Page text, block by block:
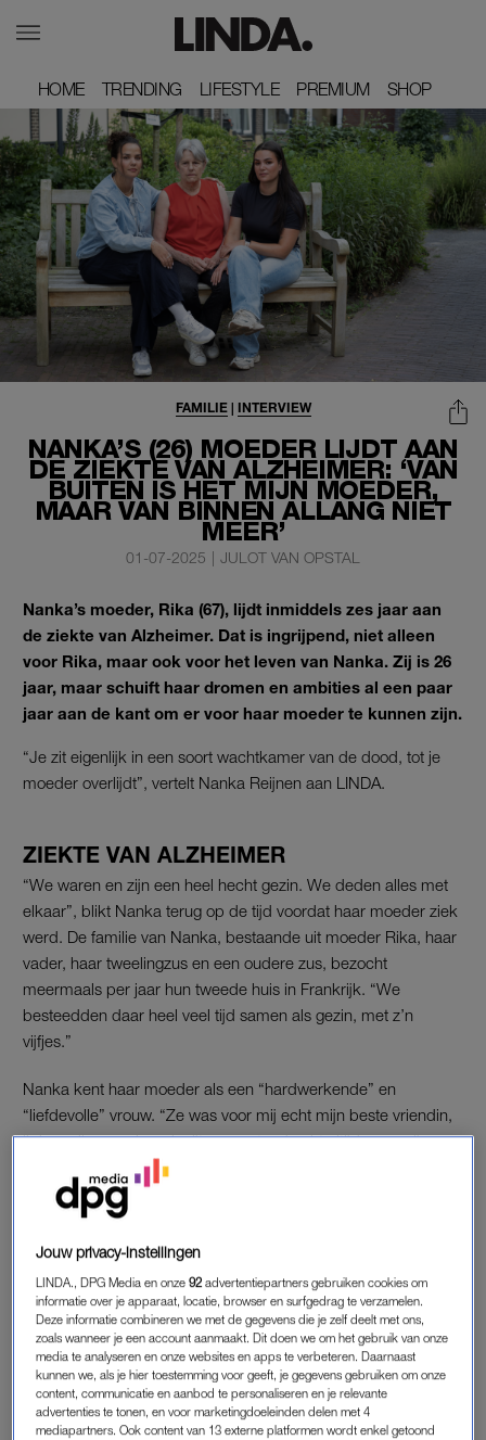
HOME
HOME TRENDING
TRENDING LIFESTYLE
LIFESTYLE PREMIUM
PREMIUM SHOP
SHOP
NANKA’S (26) MOEDER LIJDT AAN
DE ZIEKTE VAN ALZHEIMER: ‘VAN
BUITEN IS HET MIJN MOEDER,
MAAR VAN BINNEN ALLANG NIET
MEER’
FAMILIE| INTERVIEW
01-07-2025 | JULOT VAN OPSTAL
Nanka’s moeder, Rika (67), lijdt inmiddels zes jaar aan
de ziekte van Alzheimer. Dat is ingrijpend, niet alleen
voor Rika, maar ook voor het leven van Nanka. Zij is 26
jaar, maar schuift haar dromen en ambities al een paar
jaar aan de kant om er voor haar moeder te kunnen zijn.
“Je zit eigenlijk in een soort wachtkamer van de dood, tot je
moeder overlijdt”, vertelt Nanka Reijnen aan LINDA.
ZIEKTE VAN ALZHEIMER
“We waren en zijn een heel hecht gezin. We deden alles met
elkaar”, blikt Nanka terug op de tijd voordat haar moeder ziek
werd. De familie van Nanka, bestaande uit moeder Rika, haar
vader, haar tweelingzus en een oudere zus, bezocht
meermaals per jaar hun tweede huis in Frankrijk. “We
besteedden daar heel veel tijd samen als gezin, met z’n
vijfjes.”
Nanka kent haar moeder als een “hardwerkende” en
“liefdevolle” vrouw. “Ze was voor mij echt mijn beste vriendin,
ik kon alles aan haar kwijt en ze stond echt altijd voor mij en
mijn zussen klaar.”
Jouw privacy-instellingen
LINDA., DPG Media en onze92 advertentiepartners gebruiken cookies om
informatie over je apparaat, locatie, browser en surfgedrag te verzamelen.
Deze informatie combineren we met de gegevens die je zelf deelt met ons,
zoals wanneer je een account aanmaakt. Dit doen we om het gebruik van onze
media te analyseren en onze websites en apps te verbeteren. Daarnaast
kunnen we, als je hier toestemming voor geeft, je gegevens gebruiken om onze
content, communicatie en aanbod te personaliseren en je relevante
advertenties te tonen, en voor marketingdoeleinden delen met 4
mediapartners. Ook content van 13 externe platformen wordt enkel getoond